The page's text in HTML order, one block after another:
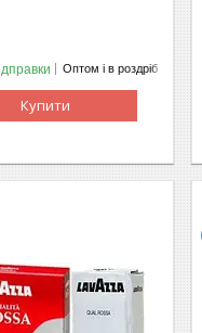
Оптом і в роздріб
Купити